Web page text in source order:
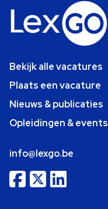
Bekijk alle vacatures
Plaats een vacature
Nieuws & publicaties
Opleidingen & events
info@lexgo.be